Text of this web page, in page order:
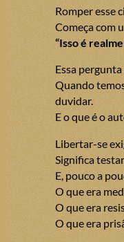
Romper esse
Começa com
“Isso é
Essa
Quando
duvidar.
E o que é o
Libertar-se
Significa
E, pouco a
O que era
O que era
O que era